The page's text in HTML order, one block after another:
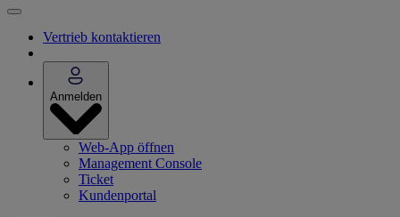
Vertrieb kontaktieren
Anmelden
Web-App öffnen
Management Console
Ticket
Kundenportal